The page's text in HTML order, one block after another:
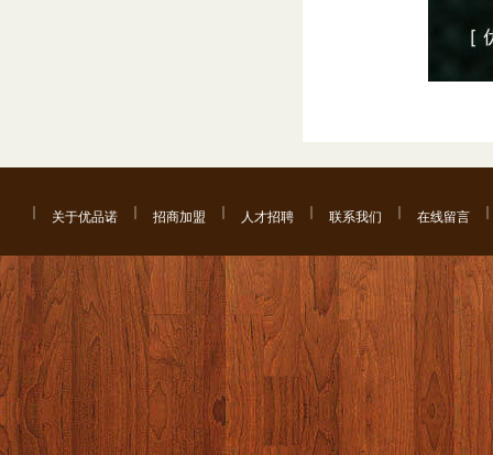
关于优品诺 招商加盟 人才招聘 联系我们 在线留言